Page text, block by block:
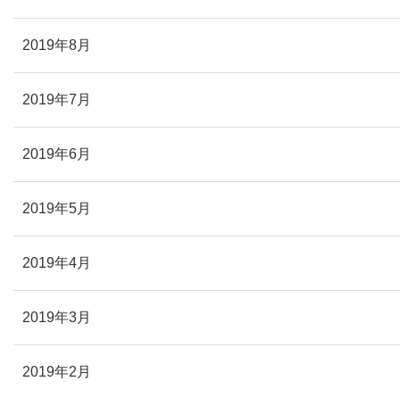
2019年8月
2019年7月
2019年6月
2019年5月
2019年4月
2019年3月
2019年2月